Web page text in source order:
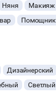
Няня Макияж
Помощник
Дизайнерский
Светлый